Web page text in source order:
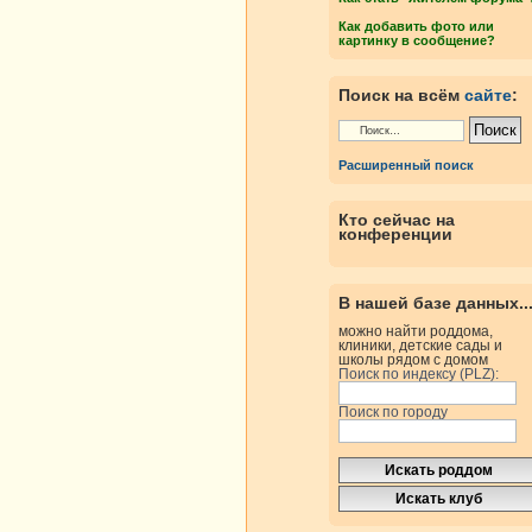
Как добавить фото или
картинку в сообщение?
Поиск на всём сайте:
Расширенный поиск
Кто сейчас на
конференции
В нашей базе данных...
можно найти роддома,
клиники, детские сады и
школы рядом с домом
Поиск по индексу (PLZ):
Поиск по городу